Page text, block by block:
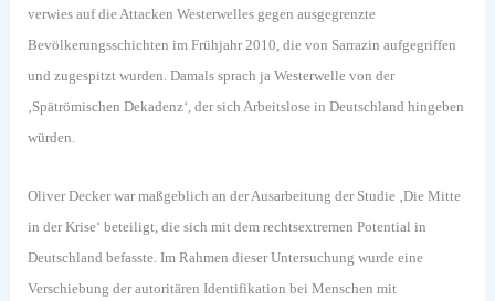
verwies auf die Attacken Westerwelles gegen ausgegrenzte
Bevölkerungsschichten im Frühjahr 2010, die von Sarrazin aufgegriffen
und zugespitzt wurden. Damals sprach ja Westerwelle von der
‚Spätrömischen Dekadenz‘, der sich Arbeitslose in Deutschland hingeben
würden.
Oliver Decker war maßgeblich an der Ausarbeitung der Studie ‚Die Mitte
in der Krise‘ beteiligt, die sich mit dem rechtsextremen Potential in
Deutschland befasste. Im Rahmen dieser Untersuchung wurde eine
Verschiebung der autoritären Identifikation bei Menschen mit